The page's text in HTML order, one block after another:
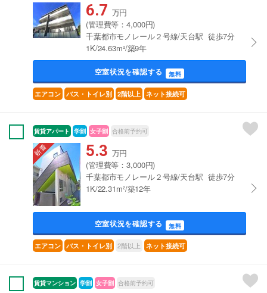
6.7 万円
(管理費等：4,000円)
千葉都市モノレール２号線/天台駅 徒歩7分
1K/24.63m²/築9年
空室状況を確認する 無料
エアコン バス・トイレ別 2階以上 ネット接続可
賃貸アパート 学割 女子割 合格前予約可
5.3 万円
(管理費等：3,000円)
千葉都市モノレール２号線/天台駅 徒歩7分
1K/22.31m²/築12年
空室状況を確認する 無料
エアコン バス・トイレ別 2階以上 ネット接続可
賃貸マンション 学割 女子割 合格前予約可